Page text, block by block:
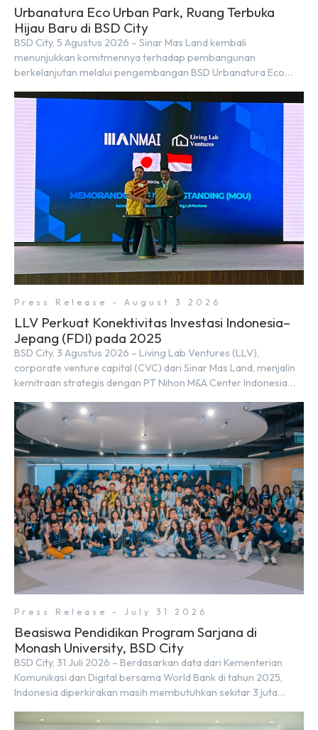
Urbanatura Eco Urban Park, Ruang Terbuka
Hijau Baru di BSD City
BSD City, 5 Agustus 2026 – Sinar Mas Land kembali
menunjukkan komitmennya terhadap pembangunan
berkelanjutan melalui pengembangan BSD Urbanatura Eco
jalur sungai sepanjang 1,5 km yang dikelilingi lanskap tropis
Pathway. Transformasi ini merupakan bagian dari upaya
perusahaan untuk […]
Press Release - August 3 2026
LLV Perkuat Konektivitas Investasi Indonesia–
Jepang (FDI) pada 2025
BSD City, 3 Agustus 2026 – Living Lab Ventures (LLV),
corporate venture capital (CVC) dari Sinar Mas Land, menjalin
kemitraan strategis dengan PT Nihon M&A Center Indonesia
tersebut ditandai dengan penandatanganan Memorandum of
Understanding (MoU) oleh Bayu Seto (Partner at Living Lab
Ventures) dan Kosuke Kawata […]
Press Release - July 31 2026
Beasiswa Pendidikan Program Sarjana di
Monash University, BSD City
BSD City, 31 Juli 2026 – Berdasarkan data dari Kementerian
Komunikasi dan Digital bersama World Bank di tahun 2025,
Indonesia diperkirakan masih membutuhkan sekitar 3 juta
tenaga digital baru setiap tahunnya untuk mendukung